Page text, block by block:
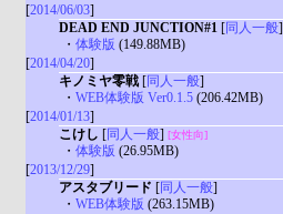
[2014/06/03]
DEAD END JUNCTION#1 [同人一般]
・ 体験版 (149.88MB)
[2014/04/20]
キノミヤ零戦 [同人一般]
・ WEB体験版 Ver0.1.5 (206.42MB)
[2014/01/13]
こけし [同人一般] [女性向]
・ 体験版 (26.95MB)
[2013/12/29]
アスタブリード [同人一般]
・ WEB体験版 (263.15MB)